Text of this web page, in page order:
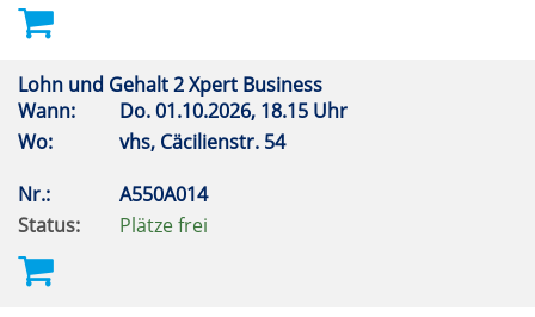
Lohn und Gehalt 2 Xpert Business
Wann:
Do.01.10.2026, 18.15 Uhr
Wo:
vhs, Cäcilienstr. 54
Nr.:
A550A014
Status:
Plätze frei